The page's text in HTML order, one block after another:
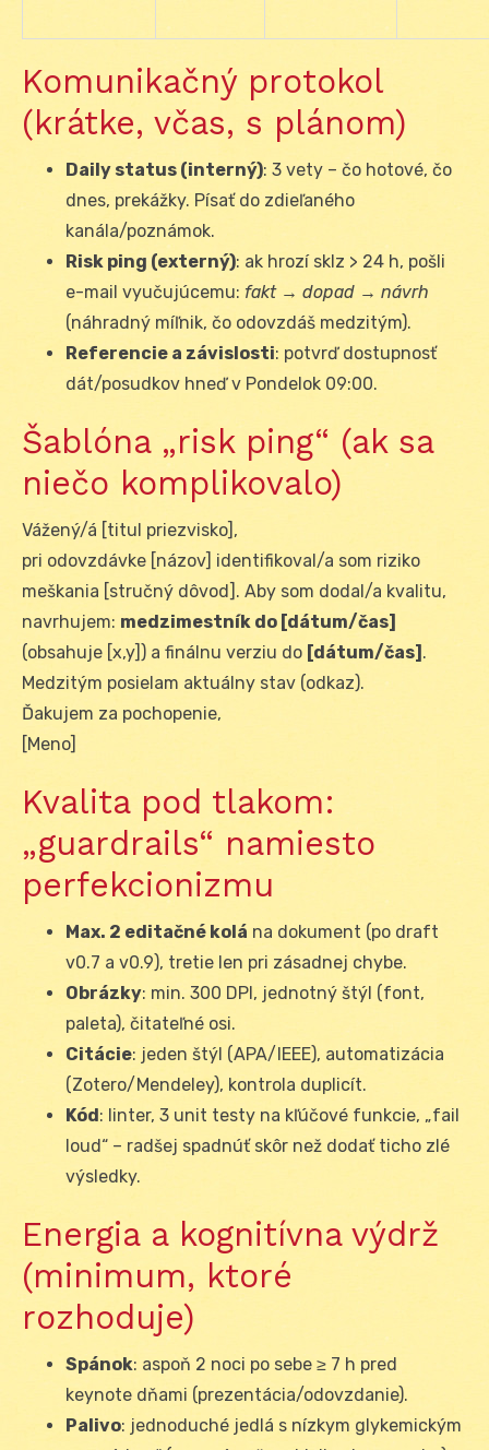
Komunikačný protokol
(krátke, včas, s plánom)
Daily status (interný): 3 vety – čo hotové, čo
dnes, prekážky. Písať do zdieľaného
kanála/poznámok.
Risk ping (externý): ak hrozí sklz > 24 h, pošli
e-mail vyučujúcemu: fakt → dopad → návrh
(náhradný míľnik, čo odovzdáš medzitým).
Referencie a závislosti: potvrď dostupnosť
dát/posudkov hneď v Pondelok 09:00.
Šablóna „risk ping“ (ak sa
niečo komplikovalo)
Vážený/á [titul priezvisko],
pri odovzdávke [názov] identifikoval/a som riziko
meškania [stručný dôvod]. Aby som dodal/a kvalitu,
navrhujem: medzimestník do [dátum/čas]
(obsahuje [x,y]) a finálnu verziu do [dátum/čas] .
Medzitým posielam aktuálny stav (odkaz).
Ďakujem za pochopenie,
[Meno]
Kvalita pod tlakom:
„guardrails“ namiesto
perfekcionizmu
Max. 2 editačné kolá na dokument (po draft
v0.7 a v0.9), tretie len pri zásadnej chybe.
Obrázky: min. 300 DPI, jednotný štýl (font,
paleta), čitateľné osi.
Citácie: jeden štýl (APA/IEEE), automatizácia
(Zotero/Mendeley), kontrola duplicít.
Kód: linter, 3 unit testy na kľúčové funkcie, „fail
loud“ – radšej spadnúť skôr než dodať ticho zlé
výsledky.
Energia a kognitívna výdrž
(minimum, ktoré
rozhoduje)
Spánok: aspoň 2 noci po sebe ≥ 7 h pred
keynote dňami (prezentácia/odovzdanie).
Palivo: jednoduché jedlá s nízkym glykemickým